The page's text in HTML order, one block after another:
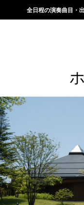
全日程の演奏曲目・